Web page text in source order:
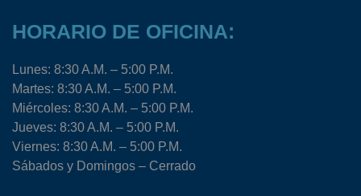
HORARIO DE OFICINA:
Lunes: 8:30 A.M. – 5:00 P.M.
Martes: 8:30 A.M. – 5:00 P.M.
Miércoles: 8:30 A.M. – 5:00 P.M.
Jueves: 8:30 A.M. – 5:00 P.M.
Viernes: 8:30 A.M. – 5:00 P.M.
Sábados y Domingos – Cerrado